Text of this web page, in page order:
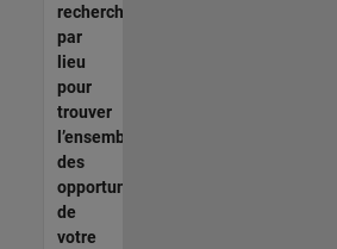
recherche
par
lieu
pour
trouver
l’ensemble
des
opportunités
de
votre